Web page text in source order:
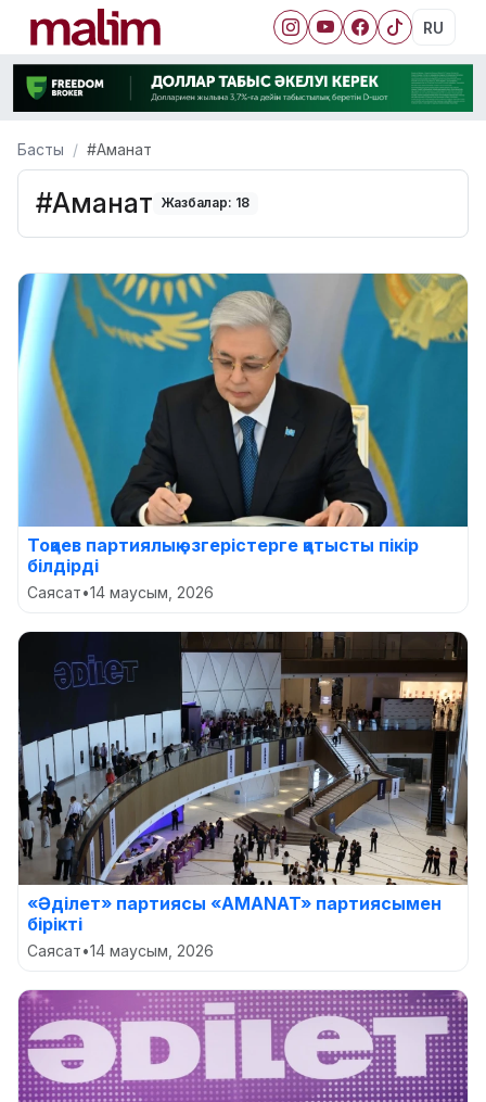
RU
Басты #Аманат
#Аманат Жазбалар: 18
Тоқаев партиялық өзгерістерге қатысты пікір
білдірді
Саясат•14 маусым, 2026
«Әділет» партиясы «AMANAT» партиясымен
бірікті
Саясат•14 маусым, 2026